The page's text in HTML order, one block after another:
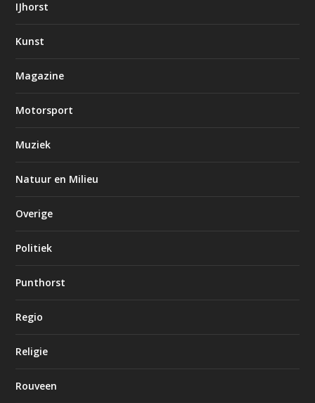
IJhorst
Kunst
Magazine
Motorsport
Muziek
Natuur en Milieu
Overige
Politiek
Punthorst
Regio
Religie
Rouveen